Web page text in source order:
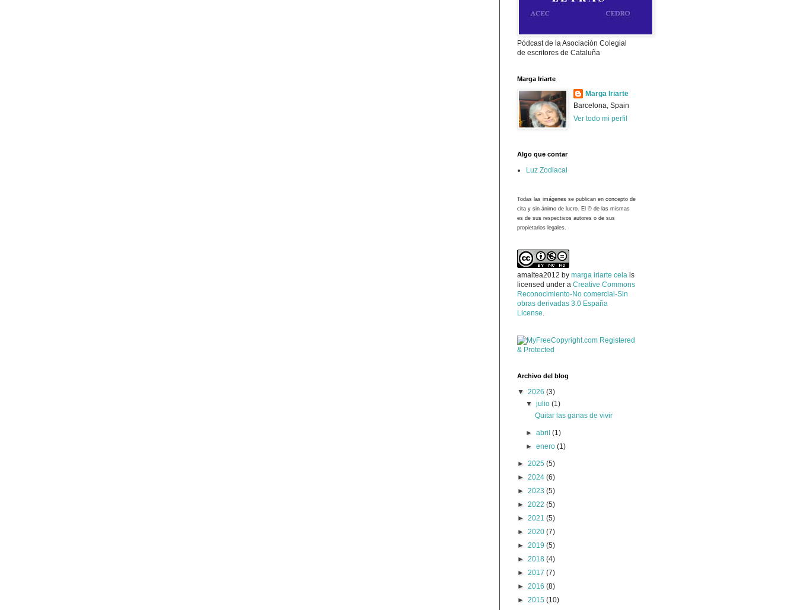
Pódcast de la Asociación Colegial
de escritores de Cataluña
Marga Iriarte
Marga Iriarte
Barcelona, Spain
Ver todo mi perfil
Algo que contar
Luz Zodiacal
Todas las imágenes se publican en concepto de
cita y sin ánimo de lucro. El © de las mismas
es de sus respectivos autores o de sus
propietarios legales.
amaltea2012 by marga iriarte cela is
licensed under a Creative Commons
Reconocimiento-No comercial-Sin
obras derivadas 3.0 España
License.
Archivo del blog
▼ 2026 (3)
▼julio(1)
Quitar las ganas de vivir
►abril(1)
►enero(1)
► 2025 (5)
► 2024 (6)
► 2023 (5)
► 2022 (5)
► 2021 (5)
► 2020 (7)
► 2019 (5)
► 2018 (4)
► 2017 (7)
► 2016 (8)
► 2015 (10)